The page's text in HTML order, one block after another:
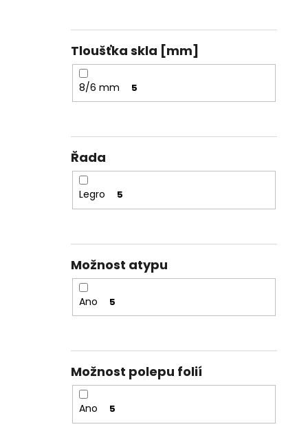
Tloušťka skla [mm]
8/6 mm 5
Řada
Legro 5
Možnost atypu
Ano 5
Možnost polepu folií
Ano 5